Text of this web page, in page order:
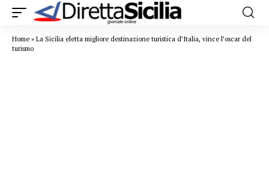
Home » La Sicilia eletta migliore destinazione turistica d’Italia, vince l’oscar del
turismo